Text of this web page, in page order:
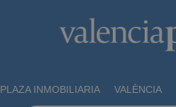
PLAZA INMOBILIARIA VALÈNCIA